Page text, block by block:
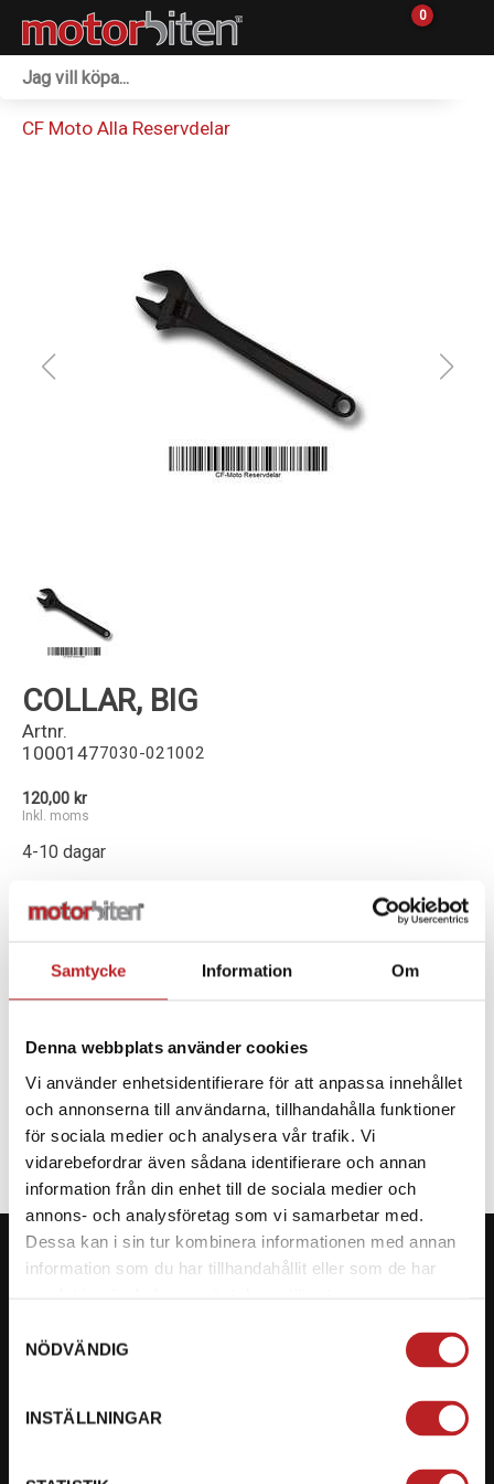
Samtycke Information Om
Denna webbplats använder cookies
Vi använder enhetsidentifierare för att anpassa innehållet
och annonserna till användarna, tillhandahålla funktioner
för sociala medier och analysera vår trafik. Vi
vidarebefordrar även sådana identifierare och annan
information från din enhet till de sociala medier och
annons- och analysföretag som vi samarbetar med.
Dessa kan i sin tur kombinera informationen med annan
information som du har tillhandahållit eller som de har
NÖDVÄNDIG
INSTÄLLNINGAR
0
Reservdelar
Sprängskisser
CF Moto Alla Reservdelar
COLLAR, BIG
Artnr.
10001477030-021002
120,00 kr
Inkl. moms
4-10 dagar
- +
SPECIFIKATION
Org. nummer: 5566689278